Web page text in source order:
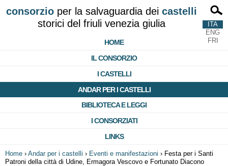
consorzioper la salvaguardia dei castelli
storici del friuli venezia giulia
HOME
IL CONSORZIO
I CASTELLI
ANDAR PER I CASTELLI
BIBLIOTECA E LEGGI
I CONSORZIATI
LINKS
ITA
ENG
FRI
Home › Andar per i castelli › Eventi e manifestazioni › Festa per i Santi
Patroni della città di Udine, Ermagora Vescovo e Fortunato Diacono